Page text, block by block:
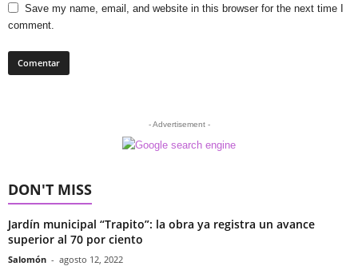
Save my name, email, and website in this browser for the next time I
comment.
- Advertisement -
DON'T MISS
Jardín municipal “Trapito”: la obra ya registra un avance
superior al 70 por ciento
Salomón - agosto 12, 2022